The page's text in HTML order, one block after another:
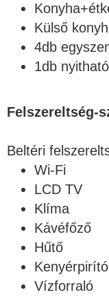
Külső
4db
1db
Felszereltség-
Beltéri
Wi-Fi
LCD TV
Klíma
Kávéfőző
Hűtő
Kenyérpirító
Vízforraló